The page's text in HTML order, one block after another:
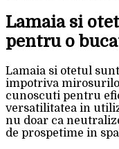
Lamaia si
pentru o
Lamaia si otetul
impotriva
cunoscuti pentru
versatilitatea in
nu doar ca
de prospetime in